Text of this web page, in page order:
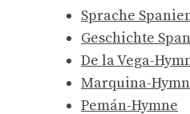
Sprache
Geschichte
De la Vega-
Marquina-
Pemán-Hymne